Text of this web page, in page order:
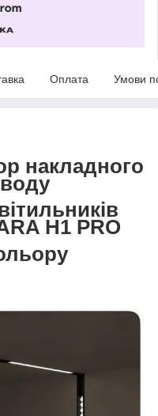
Оплата Умови
накладного
H1 PRO